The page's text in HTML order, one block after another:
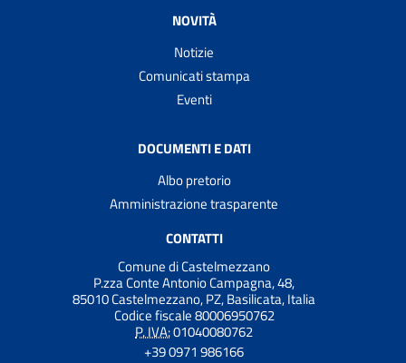
NOVITÀ
Notizie
Comunicati stampa
Eventi
DOCUMENTI E DATI
Albo pretorio
Amministrazione trasparente
CONTATTI
Comune di Castelmezzano
P.zza Conte Antonio Campagna, 48,
85010 Castelmezzano, PZ, Basilicata, Italia
Codice fiscale 80006950762
P. IVA:01040080762
+39 0971 986166